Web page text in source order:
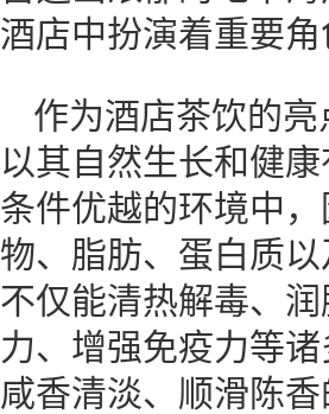
酒店中扮演着重要角
作为酒店茶饮的
以其自然生长和健
条件优越的环境中
物、脂肪、蛋白质
不仅能清热解毒、
力、增强免疫力等
咸香清淡、顺滑陈